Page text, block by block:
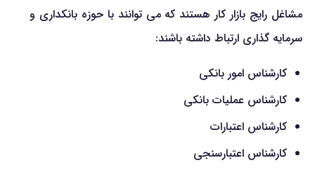
مشاغل رایج بازار کار هستند که می توانند با حوزه بانکداری و
سرمایه گذاری ارتباط داشته باشند:
کارشناس امور بانکی
کارشناس عملیات بانکی
کارشناس اعتبارات
کارشناس اعتبارسنجی